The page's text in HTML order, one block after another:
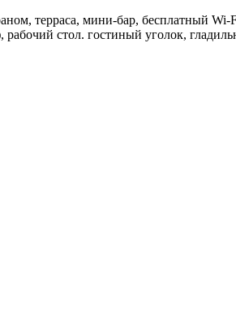
терраса, мини-бар, бесплатный Wi-
стол. гостиный уголок,